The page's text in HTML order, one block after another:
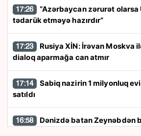
17:26
tədarük etməyə hazırdır”
17:23
dialoq aparmağa can atmır
17:14
satıldı
16:58